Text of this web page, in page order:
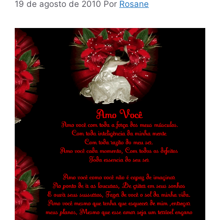
19 de agosto de 2010 Por Rosane